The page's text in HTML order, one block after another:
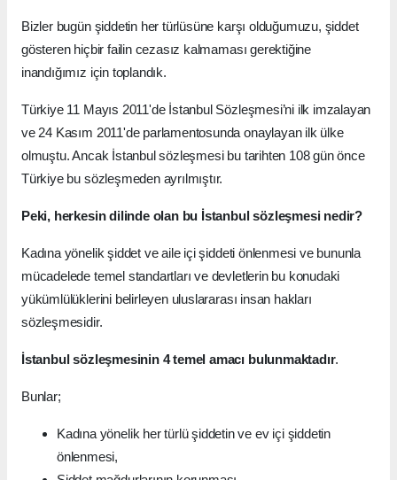
Bizler bugün şiddetin her türlüsüne karşı olduğumuzu, şiddet
gösteren hiçbir failin cezasız kalmaması gerektiğine
inandığımız için toplandık.
Türkiye 11 Mayıs 2011'de İstanbul Sözleşmesi’ni ilk imzalayan
ve 24 Kasım 2011'de parlamentosunda onaylayan ilk ülke
olmuştu. Ancak İstanbul sözleşmesi bu tarihten 108 gün önce
Türkiye bu sözleşmeden ayrılmıştır.
Peki, herkesin dilinde olan bu İstanbul sözleşmesi nedir?
Kadına yönelik şiddet ve aile içi şiddeti önlenmesi ve bununla
mücadelede temel standartları ve devletlerin bu konudaki
yükümlülüklerini belirleyen uluslararası insan hakları
sözleşmesidir.
İstanbul sözleşmesinin 4 temel amacı bulunmaktadır.
Bunlar;
Kadına yönelik her türlü şiddetin ve ev içi şiddetin
önlenmesi,